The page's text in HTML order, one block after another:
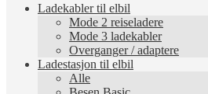
Ladekabler til elbil
Mode 2 reiseladere
Mode 3 ladekabler
Overganger / adaptere
Ladestasjon til elbil
Alle